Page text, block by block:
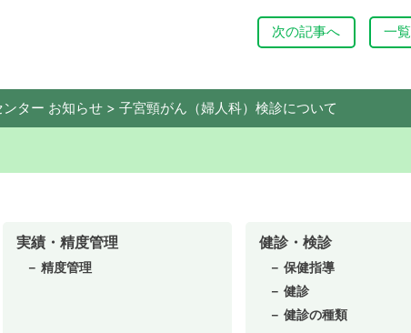
次の記事へ 一覧
ンター お知らせ > 子宮頸がん（婦人科）検診について
実績・精度管理
精度管理
健診・検診
保健指導
健診
健診の種類